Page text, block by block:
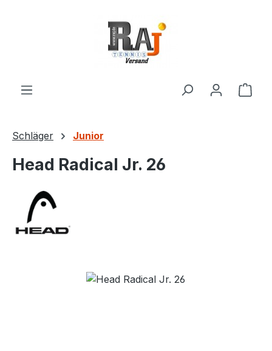
Schläger Junior
Head Radical Jr. 26
Bildergalerie überspringen